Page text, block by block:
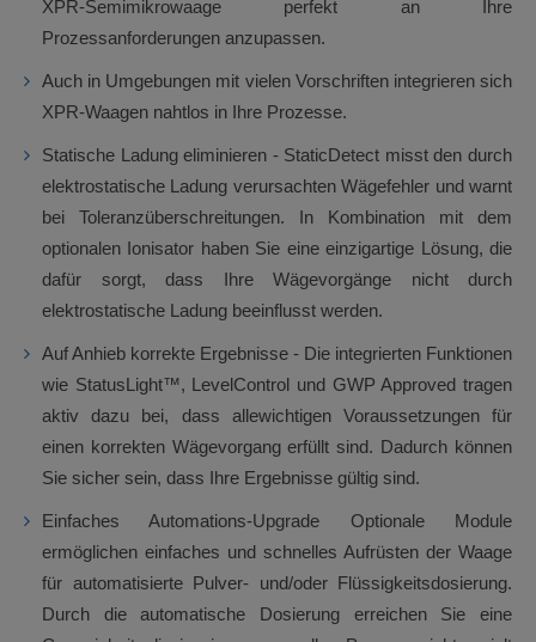
XPR-Semimikrowaage perfekt an Ihre
Prozessanforderungen anzupassen.
Auch in Umgebungen mit vielen Vorschriften integrieren sich
XPR-Waagen nahtlos in Ihre Prozesse.
Statische Ladung eliminieren - StaticDetect misst den durch
elektrostatische Ladung verursachten Wägefehler und warnt
bei Toleranzüberschreitungen. In Kombination mit dem
optionalen Ionisator haben Sie eine einzigartige Lösung, die
dafür sorgt, dass Ihre Wägevorgänge nicht durch
elektrostatische Ladung beeinflusst werden.
Auf Anhieb korrekte Ergebnisse - Die integrierten Funktionen
wie StatusLight™, LevelControl und GWP Approved tragen
aktiv dazu bei, dass allewichtigen Voraussetzungen für
einen korrekten Wägevorgang erfüllt sind. Dadurch können
Sie sicher sein, dass Ihre Ergebnisse gültig sind.
Einfaches Automations-Upgrade Optionale Module
ermöglichen einfaches und schnelles Aufrüsten der Waage
für automatisierte Pulver- und/oder Flüssigkeitsdosierung.
Durch die automatische Dosierung erreichen Sie eine